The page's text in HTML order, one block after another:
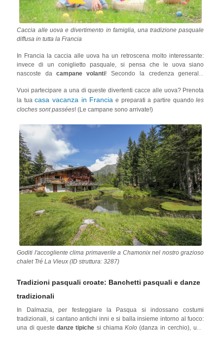
Caccia alle uova e divertimento in famiglia, una tradizione pasquale
diffusa in tutta la Francia
In Francia la caccia alle uova ha un retroscena molto interessante:
invece di un coniglietto pasquale, si pensa che le uova siano
nascoste dacampane volanti! Secondo la credenza generale,
giorni che precedono la Pasqua, si pensa che volino verso il Papa a
Roma per essere benedette. Così, quando le campane tornano,
portano con sé le uova di Pasqua e le nascondono nei giardini delle
la Francia!
Vuoi partecipare a una di queste divertenti cacce alle uova? Prenota
la tuacasa vacanza in Francia e preparati a partire quandoles
cloches sont passées! (Le campane sono arrivate!)
Goditi l'accogliente clima primaverile a Chamonix nel nostro grazioso
chalet Tré La Vieux (ID struttura: 3287)
Tradizioni pasquali croate: Banchetti pasquali e danze
tradizionali
In Dalmazia, per festeggiare la Pasqua si indossano costumi
tradizionali, si cantano antichi inni e si balla insieme intorno al fuoco:
una di questedanze tipiche si chiamaKolo(danza in cerchio), uno